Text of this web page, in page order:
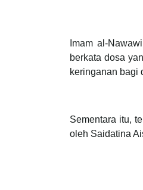
Imam al-
berkata dosa
keringanan bagi
Sementara itu,
oleh Saidatina